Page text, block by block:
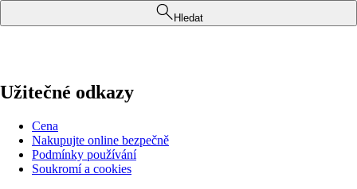
Hledat
Užitečné odkazy
Cena
Nakupujte online bezpečně
Podmínky používání
Soukromí a cookies